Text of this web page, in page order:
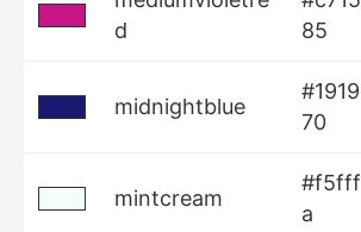
d
85
midnightblue
#1919
70
mintcream
#f5fff
a